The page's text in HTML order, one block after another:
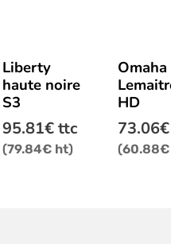
produit
a
plusieurs
variations.
Les
Liberty
haute noire
S3
95.81€ttc
(79.84€ht)
produit
a
plusieurs
Les
Omaha
HD
73.06€
(60.88€